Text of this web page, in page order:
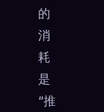
的
消
耗
是
“推